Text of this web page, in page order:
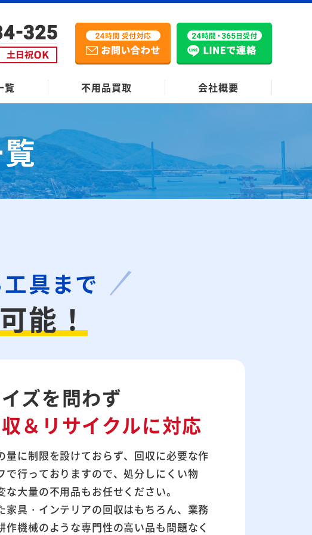
覧 不用品買取 会社概要
具まで
能！
ズを問わず
＆ リサイクルに対応
量に制限を設けておらず、回収に必要な作
で行っておりますので、処分しにくい物
な大量の不用品もお任せください。
家具・インテリアの回収はもちろん、業務
作機械のような専門性の高い品も問題なく